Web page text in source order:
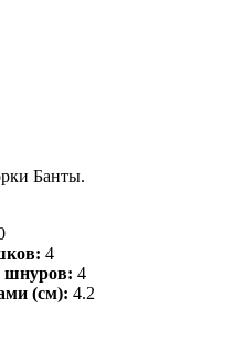
Банты.
4
шнуров: 4
(см): 4.2